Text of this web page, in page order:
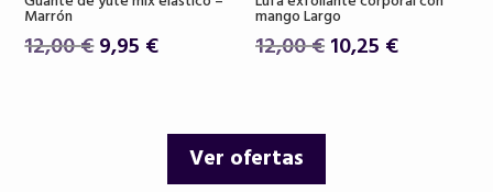
Marrón
12,00€El
9,95 €El
es:
9,95 €.
mango Largo
12,00€El
10,25 €El
Ver ofertas